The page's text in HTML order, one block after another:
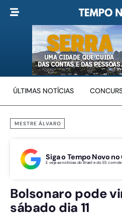
ÚLTIMAS NOTÍCIAS
MESTRE ÁLVARO
Siga o Tempo Novo no
E veja as notícias do Brasil e do ES com
Bolsonaro pode
sábado dia 11